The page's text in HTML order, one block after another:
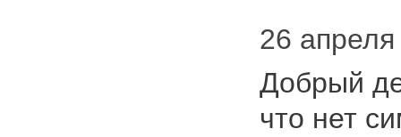
26
Добрый
что нет